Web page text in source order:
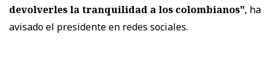
devolverles la tranquilidad a los colombianos", ha
avisado el presidente en redes sociales.